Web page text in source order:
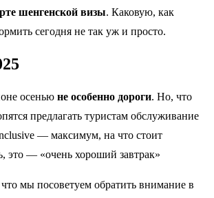
шенгенской визы. Каковую, как
сегодня не так уж и просто.
осенью не особенно дороги. Но, что
предлагать туристам обслуживание
— максимум, на что стоит
это — «очень хороший завтрак»
мы посоветуем обратить внимание в